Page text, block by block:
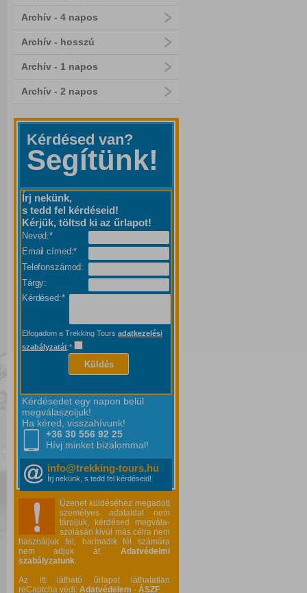
Archív - 4 napos
Archív - hosszú
Archív - 1 napos
Archív - 2 napos
Kérdésed van?
Segítünk!
Írj nekünk,
s tedd fel kérdéseid!
Kérjük, töltsd ki az űrlapot!
Neved:*
Email címed:*
Telefonszámod:
Tárgy:
Kérdésed:*
Elfogadom a Trekking Tours adatkezelési
szabályzatát:*
Küldés
Kérdésedet egy napon belül
megválaszoljuk!
Ha kéred, visszahívunk!
+36 30 556 92 25
Hívj minket bizalommal!
info@trekking-tours.hu
Írj nekünk, s tedd fel kérdéseid!
Üzenet küldéséhez megadott
személyes adataidat nem
tároljuk, kérdésed megvála-
szolásán kívül más célra nem
használjuk fel, harmadik fél számára
nem adjuk át. Adatvédelmi
szabályzatunk.
Az itt látható űrlapot láthatatlan
reCaptcha védi: Adatvédelem - ÁSZF